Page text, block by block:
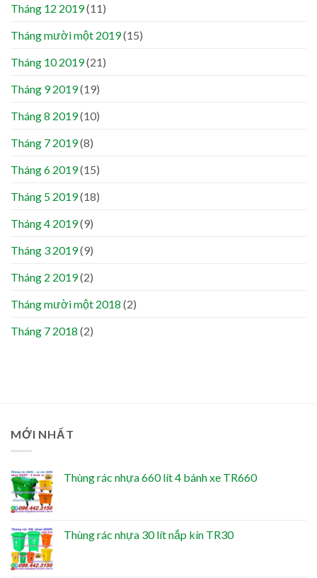
Tháng 12 2019(11)
Tháng mười một 2019(15)
Tháng 10 2019(21)
Tháng 9 2019(19)
Tháng 8 2019(10)
Tháng 7 2019(8)
Tháng 6 2019(15)
Tháng 5 2019(18)
Tháng 4 2019(9)
Tháng 3 2019(9)
Tháng 2 2019(2)
Tháng mười một 2018 (2)
Tháng 7 2018 (2)
MỚI NHẤT
Thùng rác nhựa 660 lít 4 bánh xe TR660
Thùng rác nhựa 30 lít nắp kín TR30